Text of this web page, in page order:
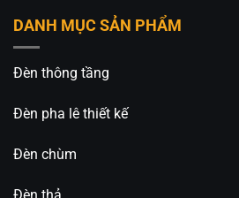
DANH MỤC SẢN PHẨM
Đèn thông tầng
Đèn pha lê thiết kế
Đèn chùm
Đèn thả